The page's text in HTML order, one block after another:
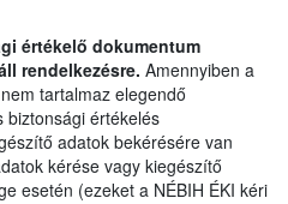
értékelő dokumentum
rendelkezésre. Amennyiben a
tartalmaz elegendő
biztonsági értékelés
adatok bekérésére van
kérése vagy kiegészítő
esetén (ezeket a NÉBIH ÉKI kéri